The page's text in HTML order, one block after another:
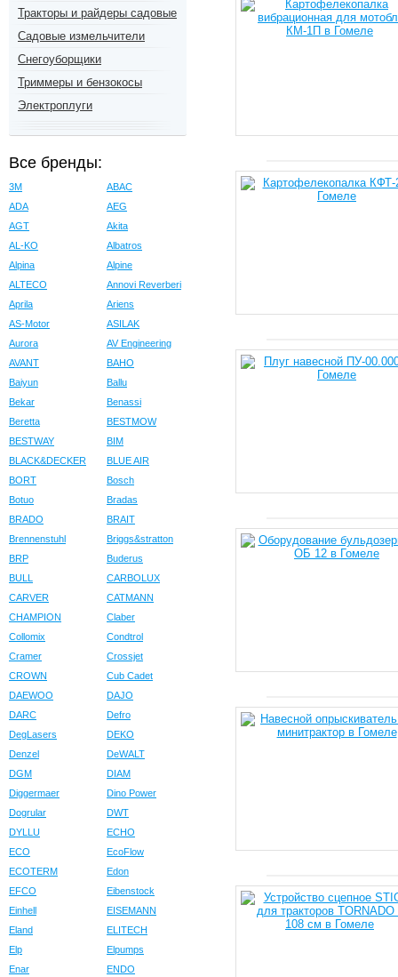
Тракторы и райдеры садовые
Садовые измельчители
Снегоуборщики
Триммеры и бензокосы
Электроплуги
Все бренды:
3M
ABAC
ADA
AEG
AGT
Akita
AL-KO
Albatros
Alpina
Alpine
ALTECO
Annovi Reverberi
Aprila
Ariens
AS-Motor
ASILAK
Aurora
AV Engineering
AVANT
BAHO
Baiyun
Ballu
Bekar
Benassi
Beretta
BESTMOW
BESTWAY
BIM
BLACK&DECKER
BLUE AIR
BORT
Bosch
Botuo
Bradas
BRADO
BRAIT
Brennenstuhl
Briggs&stratton
BRP
Buderus
BULL
CARBOLUX
CARVER
CATMANN
CHAMPION
Claber
Collomix
Condtrol
Cramer
Crossjet
CROWN
Cub Cadet
DAEWOO
DAJO
DARC
Defro
DegLasers
DEKO
Denzel
DeWALT
DGM
DIAM
Diggermaer
Dino Power
Dogrular
DWT
DYLLU
ECHO
ECO
EcoFlow
ECOTERM
Edon
EFCO
Eibenstock
Einhell
EISEMANN
Eland
ELITECH
Elp
Elpumps
Enar
ENDO